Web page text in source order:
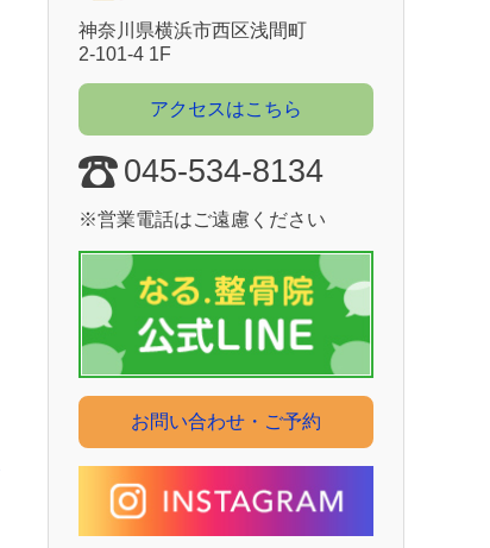
神奈川県横浜市⻄区浅間町
2-101-4 1F
アクセスはこちら
045-534-8134
※営業電話はご遠慮ください
お問い合わせ・ご予約